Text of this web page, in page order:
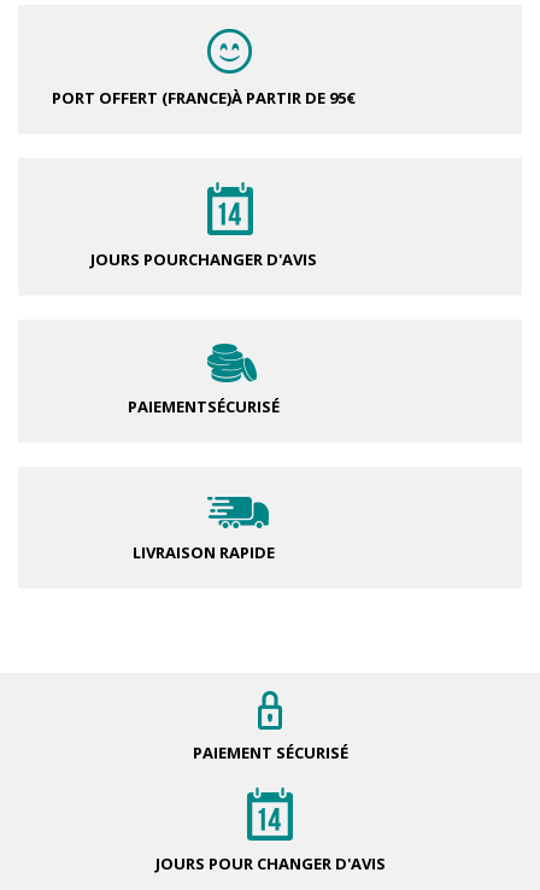
PORT OFFERT (FRANCE)À PARTIR DE 95€
JOURS POURCHANGER D'AVIS
PAIEMENTSÉCURISÉ
LIVRAISON RAPIDE
PAIEMENT SÉCURISÉ
JOURS POUR CHANGER D'AVIS